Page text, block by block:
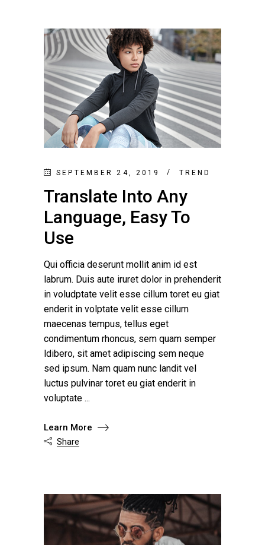
SEPTEMBER 24, 2019 TREND
Translate Into Any
Language, Easy To
Use
Qui officia deserunt mollit anim id est
labrum. Duis aute iruret dolor in prehenderit
in voludptate velit esse cillum toret eu giat
enderit in volptate velit esse cillum
maecenas tempus, tellus eget
condimentum rhoncus, sem quam semper
ldibero, sit amet adipiscing sem neque
sed ipsum. Nam quam nunc landit vel
luctus pulvinar toret eu giat enderit in
voluptate
Learn More
 Share